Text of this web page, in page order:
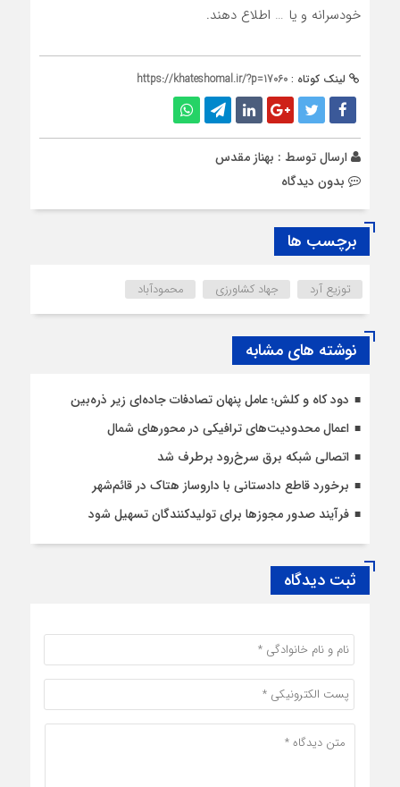
خودسرانه و یا … اطلاع دهند.
لینک کوتاه : https://khateshomal.ir/?p=17060
ارسال توسط : بهناز مقدس
بدون دیدگاه
برچسب ها
توزیع آرد جهاد کشاورزی محمودآباد
نوشته های مشابه
دود کاه و کلش؛ عامل پنهان تصادفات جاده‌ای زیر ذره‌بین
اعمال محدودیت‌‌های ترافیکی در محورهای شمال
اتصالی شبکه برق سرخ‌رود برطرف شد
برخورد قاطع دادستانی با داروساز هتاک در قائم‌شهر
فرآیند صدور مجوزها برای تولیدکنندگان تسهیل شود
ثبت دیدگاه